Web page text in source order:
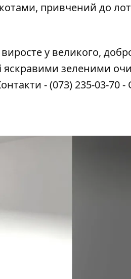
привчений до
у великого,
яскравими зеленими
-(073) 235-03-70-